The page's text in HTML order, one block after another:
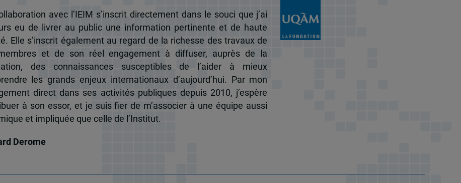
avec l’IEIM s’inscrit directement dans le souci que j’ai
eu de livrer au public une information pertinente et de haute
Elle s’inscrit également au regard de la richesse des travaux de
et de son réel engagement à diffuser, auprès de la
des connaissances susceptibles de l’aider à mieux
les grands enjeux internationaux d’aujourd’hui. Par mon
direct dans ses activités publiques depuis 2010, j’espère
à son essor, et je suis fier de m’associer à une équipe aussi
et impliquée que celle de l’Institut.
Derome